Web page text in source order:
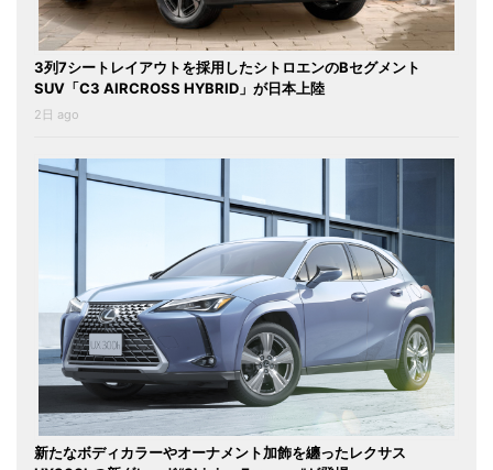
3列7シートレイアウトを採用したシトロエンのBセグメント
SUV「C3 AIRCROSS HYBRID」が日本上陸
2日 ago
新たなボディカラーやオーナメント加飾を纏ったレクサス